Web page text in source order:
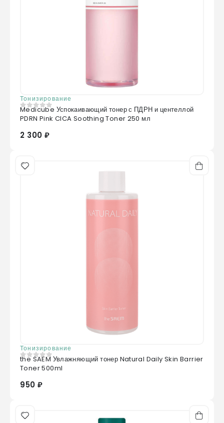
Тонизирование
0из 5
Medicube Успокаивающий тонер с ПДРН и центеллой
PDRN Pink CICA Soothing Toner 250 мл
2 300 ₽
Тонизирование
0 из 5
the SAEM Увлажняющий тонер Natural Daily Skin Barrier
Toner 500ml
950 ₽